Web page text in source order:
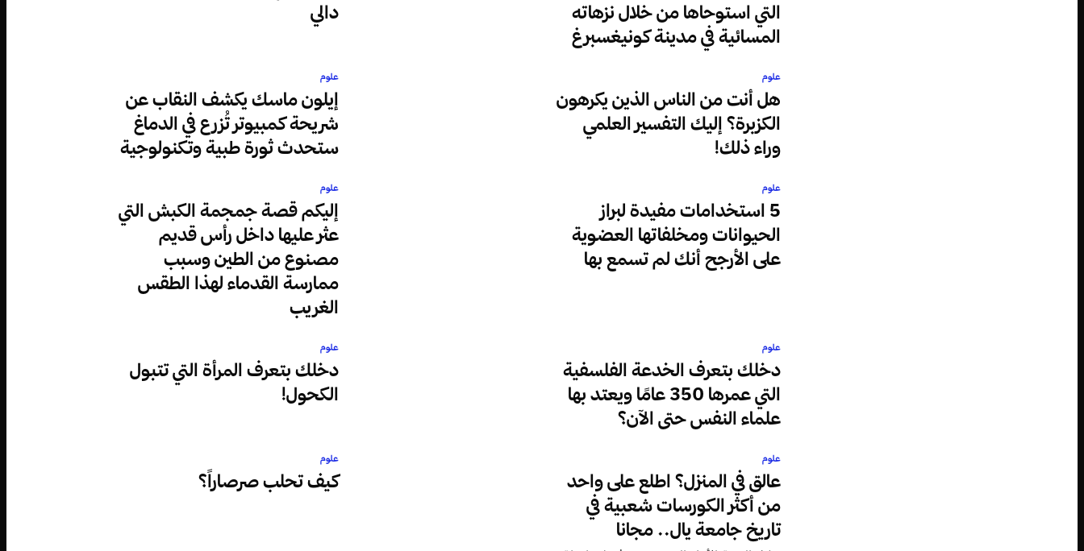
التي استوحاها من خلال نزهاته
المسائية في مدينة كونيغسبرغ
دالي
علوم
هل أنت من الناس الذين يكرهون
الكزبرة؟ إليك التفسير العلمي
وراء ذلك!
علوم
إيلون ماسك يكشف النقاب عن
شريحة كمبيوتر تُزرع في الدماغ
ستحدث ثورة طبية وتكنولوجية
علوم
5 استخدامات مفيدة لبراز
الحيوانات ومخلفاتها العضوية
على الأرجح أنك لم تسمع بها
علوم
إليكم قصة جمجمة الكبش التي
عثر عليها داخل رأس قديم
مصنوع من الطين وسبب
ممارسة القدماء لهذا الطقس
الغريب
علوم
دخلك بتعرف الخدعة الفلسفية
التي عمرها 350 عامًا ويعتد بها
علماء النفس حتى الآن؟
علوم
دخلك بتعرف المرأة التي تتبول
الكحول!
علوم
عالق في المنزل؟ اطلع على واحد
من أكثر الكورسات شعبية في
تاريخ جامعة يال.. مجانا
علوم
كيف تحلب صرصاراً؟